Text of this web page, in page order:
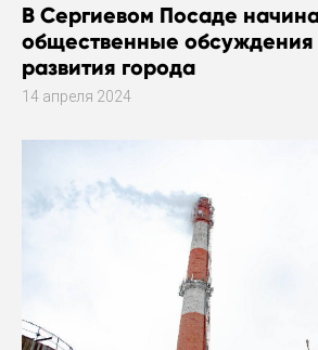
В Сергиевом Посаде
общественные обсуждения
развития города
14 апреля 2024